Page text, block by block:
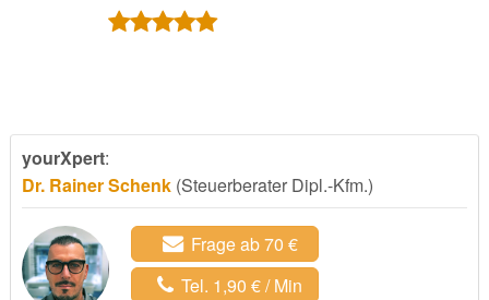
yourXpert:
Dr. Rainer Schenk(Steuerberater Dipl.-Kfm.)
Frage ab 70 €
Tel. 1,90 € / Min